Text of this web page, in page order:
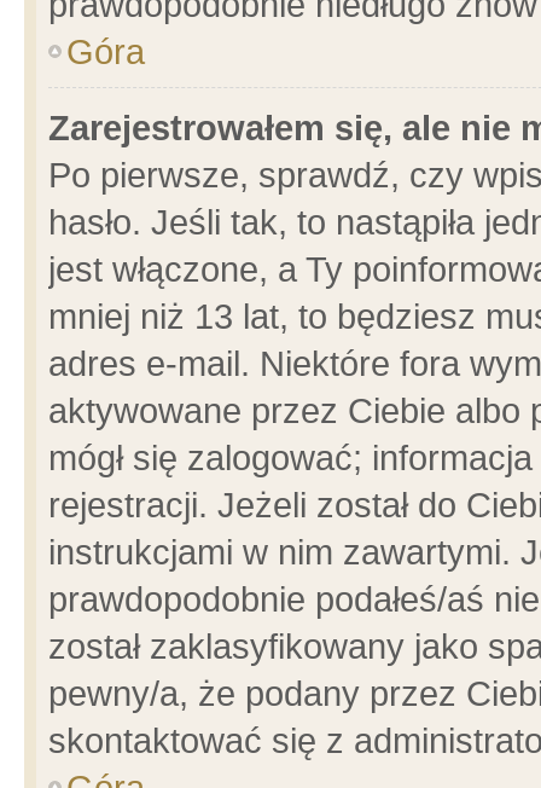
Góra
Zarejestrowałem się, ale nie
Po pierwsze, sprawdź, czy
hasło. Jeśli tak, to nastąpiła
jest włączone, a Ty
mniej niż 13 lat, to będziesz
adres e-mail. Niektóre fora
aktywowane przez Ciebie albo
mógł się zalogować;
rejestracji. Jeżeli został do
instrukcjami w nim zawartymi.
prawdopodobnie podałeś/aś
został zaklasyfikowany jako
pewny/a, że podany przez
skontaktować się z